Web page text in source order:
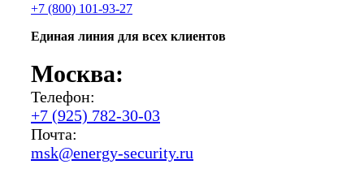
+7 (800) 101-93-27
Единая линия для всех клиентов
Москва:
Телефон:
+7 (925) 782-30-03
Почта:
msk@energy-security.ru